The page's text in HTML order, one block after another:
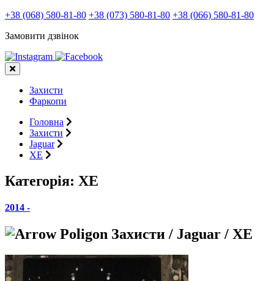
+38 (068) 580-81-80 +38 (073) 580-81-80 +38 (066) 580-81-80
Замовити дзвінок
Захисти
Фаркопи
Головна
Захисти
Jaguar
XE
Категорія: XE
2014 -
Захисти / Jaguar / XE